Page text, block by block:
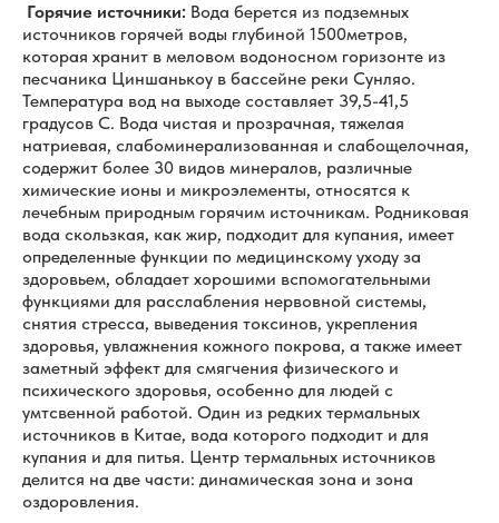
Горячие источники: Вода берется из подземных
источников горячей воды глубиной 1500метров,
которая хранит в меловом водоносном горизонте из
песчаника Циншанькоу в бассейне реки Сунляо.
Температура вод на выходе составляет 39,5-41,5
градусов С. Вода чистая и прозрачная, тяжелая
натриевая, слабоминерализованная и слабощелочная,
содержит более 30 видов минералов, различные
химические ионы и микроэлементы, относятся к
лечебным природным горячим источникам. Родниковая
вода скользкая, как жир, подходит для купания, имеет
определенные функции по медицинскому уходу за
здоровьем, обладает хорошими вспомогательными
функциями для расслабления нервовной системы,
снятия стресса, выведения токсинов, укрепления
здоровья, увлажнения кожного покрова, а также имеет
заметный эффект для смягчения физического и
психического здоровья, особенно для людей с
умтсвенной работой. Один из редких термальных
источников в Китае, вода которого подходит и для
купания и для питья. Центр термальных источников
делится на две части: динамическая зона и зона
оздоровления.